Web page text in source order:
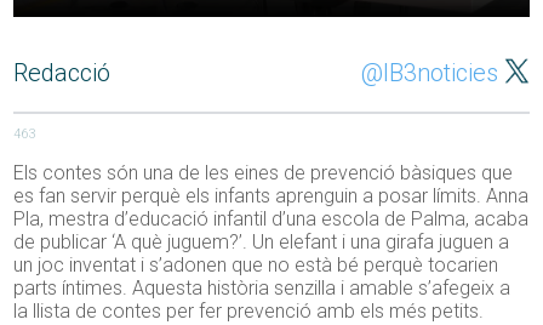
Redacció @IB3noticies
463
Els contes són una de les eines de prevenció bàsiques que
es fan servir perquè els infants aprenguin a posar límits. Anna
Pla, mestra d’educació infantil d’una escola de Palma, acaba
de publicar ‘A què juguem?’. Un elefant i una girafa juguen a
un joc inventat i s’adonen que no està bé perquè tocarien
parts íntimes. Aquesta història senzilla i amable s’afegeix a
la llista de contes per fer prevenció amb els més petits.